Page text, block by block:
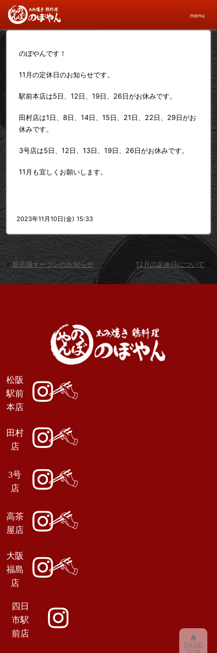
menu
11月の定休日について
のぼやんです！
11月の定休日のお知らせです。
駅前本店は5日、12日、19日、26日がお休みです。
田村店は1日、8日、14日、15日、21日、22日、29日がお
休みです。
3号店は5日、12日、13日、19日、26日がお休みです。
11月も宜しくお願いします。
2023年11月10日(金) 15:33
«新店舗オープンのお知らせ 12月の定休日について »
松阪
駅前
本店
田村
店
3号
店
高茶
屋店
大阪
福島
店
四日
市駅
前店
▲
PAGE